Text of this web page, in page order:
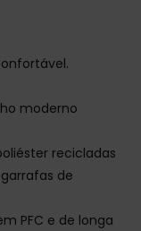
moderno
recicladas
de
PFC e de longa